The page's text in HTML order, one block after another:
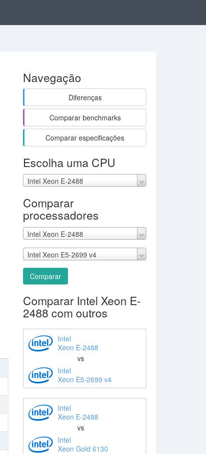
Navegação
Diferenças
Comparar benchmarks
Comparar especificações
Escolha uma CPU
Intel Xeon E-2488
Comparar
processadores
Intel Xeon E-2488
Intel Xeon E5-2699 v4
Comparar
Comparar Intel Xeon E-
2488 com outros
Intel
Xeon E-2488
vs
Intel
Xeon E5-2699 v4
Intel
Xeon E-2488
vs
Intel
Xeon Gold 6130